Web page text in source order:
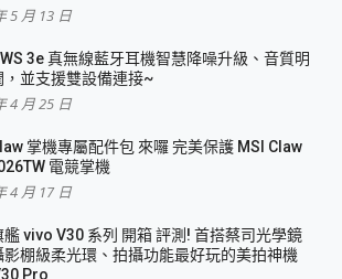
5 月 13 日
3e 真無線藍牙耳機智慧降噪升級、音質明
，並支援雙設備連接~
4 月 25 日
掌機專屬配件包 來囉 完美保護 MSI Claw
電競掌機
4 月 17 日
艦 vivo V30 系列 開箱 評測! 首搭蔡司光學鏡
影棚級柔光環、拍攝功能最好玩的美拍神機
Pro